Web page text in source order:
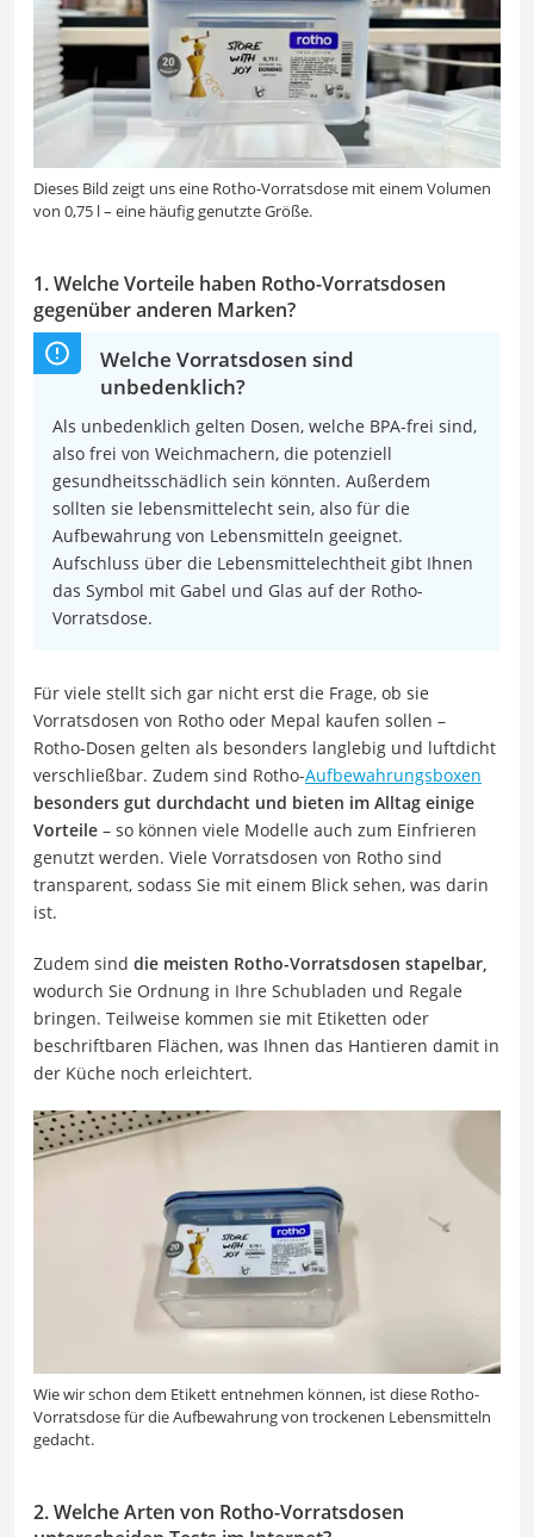
Dieses Bild zeigt uns eine Rotho-Vorratsdose mit einem Volumen
von 0,75 l – eine häufig genutzte Größe.
1. Welche Vorteile haben Rotho-Vorratsdosen
gegenüber anderen Marken?
Welche Vorratsdosen sind
unbedenklich?
Als unbedenklich gelten Dosen, welche BPA-frei sind,
also frei von Weichmachern, die potenziell
gesundheitsschädlich sein könnten. Außerdem
sollten sie lebensmittelecht sein, also für die
Aufbewahrung von Lebensmitteln geeignet.
Aufschluss über die Lebensmittelechtheit gibt Ihnen
das Symbol mit Gabel und Glas auf der Rotho-
Vorratsdose.
Für viele stellt sich gar nicht erst die Frage, ob sie
Vorratsdosen von Rotho oder Mepal kaufen sollen –
Rotho-Dosen gelten als besonders langlebig und luftdicht
verschließbar. Zudem sind Rotho-Aufbewahrungsboxen
besonders gut durchdacht und bieten im Alltag einige
Vorteile – so können viele Modelle auch zum Einfrieren
genutzt werden. Viele Vorratsdosen von Rotho sind
transparent, sodass Sie mit einem Blick sehen, was darin
ist.
Zudem sind die meisten Rotho-Vorratsdosen stapelbar,
wodurch Sie Ordnung in Ihre Schubladen und Regale
bringen. Teilweise kommen sie mit Etiketten oder
beschriftbaren Flächen, was Ihnen das Hantieren damit in
der Küche noch erleichtert.
Wie wir schon dem Etikett entnehmen können, ist diese Rotho-
Vorratsdose für die Aufbewahrung von trockenen Lebensmitteln
gedacht.
2. Welche Arten von Rotho-Vorratsdosen